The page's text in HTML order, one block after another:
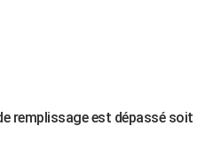
remplissage est dépassé soit